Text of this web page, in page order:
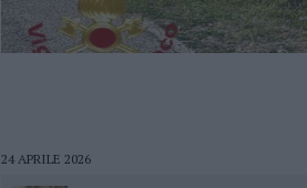
24 APRILE 2026